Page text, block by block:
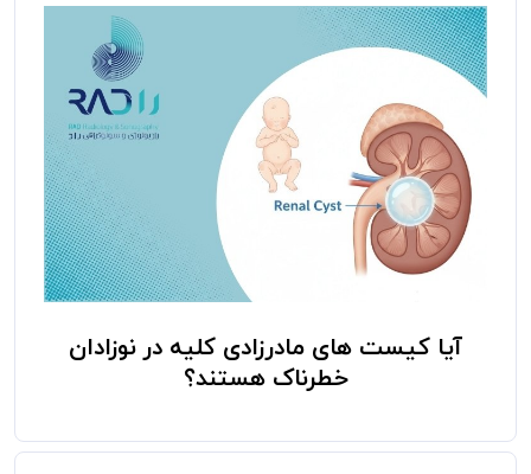
آیا کیست‌ های مادرزادی کلیه در نوزادان
خطرناک هستند؟